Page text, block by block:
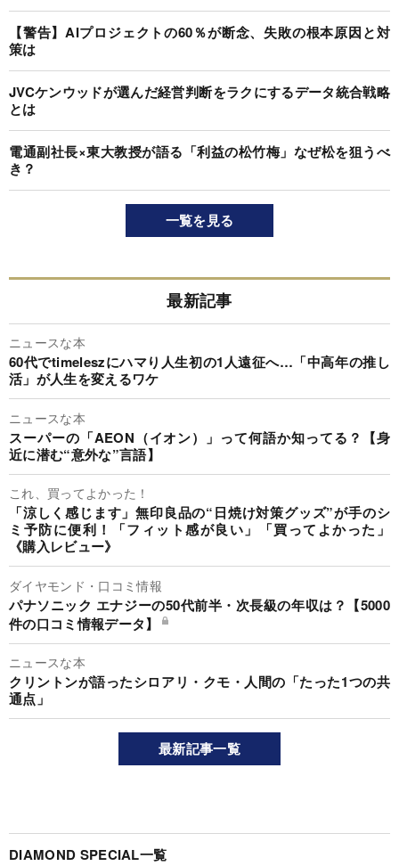
【警告】AIプロジェクトの60％が断念、失敗の根本原因と対
策は
JVCケンウッドが選んだ経営判断をラクにするデータ統合戦略
とは
電通副社長×東大教授が語る「利益の松竹梅」なぜ松を狙うべ
き？
一覧を見る
最新記事
ニュースな本
60代でtimeleszにハマり人生初の1人遠征へ…「中高年の推し
活」が人生を変えるワケ
ニュースな本
スーパーの「AEON（イオン）」って何語か知ってる？【身
近に潜む“意外な”言語】
これ、買ってよかった！
「涼しく感じます」無印良品の“日焼け対策グッズ”が手のシ
ミ予防に便利！「フィット感が良い」「買ってよかった」
《購入レビュー》
ダイヤモンド・口コミ情報
パナソニック エナジーの50代前半・次長級の年収は？【5000
件の口コミ情報データ】
ニュースな本
クリントンが語ったシロアリ・クモ・人間の「たった1つの共
通点」
最新記事一覧
DIAMOND SPECIAL一覧